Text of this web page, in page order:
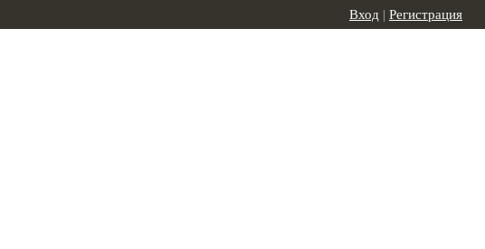
Вход | Регистрация